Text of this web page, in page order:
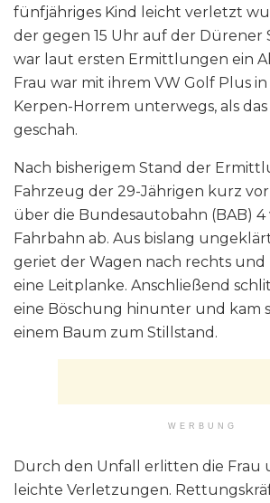
fünfjähriges Kind leicht verletzt
der gegen 15 Uhr auf der Dürener
war laut ersten Ermittlungen ein
Frau war mit ihrem VW Golf Plus
Kerpen-Horrem unterwegs, als
geschah.
Nach bisherigem Stand der
Fahrzeug der 29-Jährigen kurz
über die Bundesautobahn (BAB) 4
Fahrbahn ab. Aus bislang
geriet der Wagen nach rechts
eine Leitplanke. Anschließend
eine Böschung hinunter und kam
einem Baum zum Stillstand.
WERBUNG
Durch den Unfall erlitten die Frau
leichte Verletzungen.